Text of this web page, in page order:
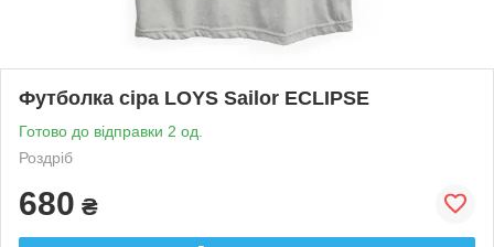
Футболка сіра LOYS Sailor ECLIPSE
Готово до відправки 2 од.
Роздріб
680 ₴